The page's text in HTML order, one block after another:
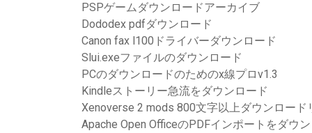
PSPゲームダウンロードアーカイブ
Dododex pdfダウンロード
Canon fax l100ドライバーダウンロード
Slui.exeファイルのダウンロード
PCのダウンロードのためのx線プロv1.3
Kindleストーリー急流をダウンロード
Xenoverse 2 mods 800文字以上ダウンロード
Apache Open OfficeのPDFインポートをダウ